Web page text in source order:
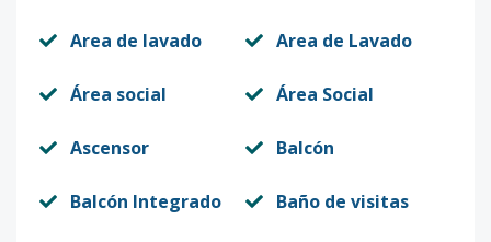
Area de lavado Area de Lavado
Área social Área Social
Ascensor Balcón
Balcón Integrado Baño de visitas